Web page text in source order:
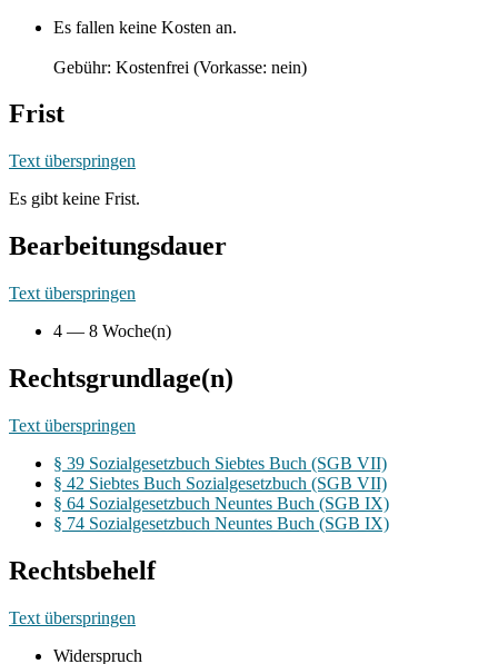
Es fallen keine Kosten an.
Gebühr: Kostenfrei (Vorkasse: nein)
Frist
Text überspringen
Es gibt keine Frist.
Bearbeitungsdauer
Text überspringen
4 — 8 Woche(n)
Rechtsgrundlage(n)
Text überspringen
§ 39 Sozialgesetzbuch Siebtes Buch (SGB VII)
§ 42 Siebtes Buch Sozialgesetzbuch (SGB VII)
§ 64 Sozialgesetzbuch Neuntes Buch (SGB IX)
§ 74 Sozialgesetzbuch Neuntes Buch (SGB IX)
Rechtsbehelf
Text überspringen
Widerspruch